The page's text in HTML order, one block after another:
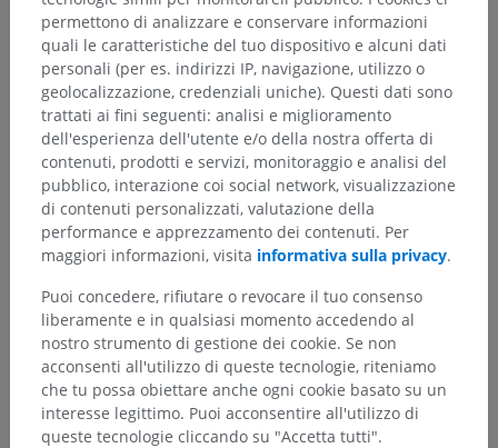
permettono di analizzare e conservare informazioni
quali le caratteristiche del tuo dispositivo e alcuni dati
personali (per es. indirizzi IP, navigazione, utilizzo o
geolocalizzazione, credenziali uniche). Questi dati sono
trattati ai fini seguenti: analisi e miglioramento
dell'esperienza dell'utente e/o della nostra offerta di
contenuti, prodotti e servizi, monitoraggio e analisi del
pubblico, interazione coi social network, visualizzazione
di contenuti personalizzati, valutazione della
performance e apprezzamento dei contenuti. Per
maggiori informazioni, visita informativa sulla privacy.
Puoi concedere, rifiutare o revocare il tuo consenso
liberamente e in qualsiasi momento accedendo al
nostro strumento di gestione dei cookie. Se non
acconsenti all'utilizzo di queste tecnologie, riteniamo
che tu possa obiettare anche ogni cookie basato su un
interesse legittimo. Puoi acconsentire all'utilizzo di
queste tecnologie cliccando su "Accetta tutti".